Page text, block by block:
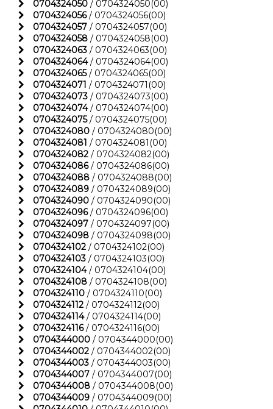
0704324050 / 0704324050(00)
0704324056/ 0704324056(00)
0704324057 / 0704324057(00)
0704324058 / 0704324058(00)
0704324063 / 0704324063(00)
0704324064/ 0704324064(00)
0704324065/ 0704324065(00)
0704324071 / 0704324071(00)
0704324073 / 0704324073(00)
0704324074/ 0704324074(00)
0704324075/ 0704324075(00)
0704324080 / 0704324080(00)
0704324081 / 0704324081(00)
0704324082 / 0704324082(00)
0704324086/ 0704324086(00)
0704324088 / 0704324088(00)
0704324089 / 0704324089(00)
0704324090 / 0704324090(00)
0704324096/ 0704324096(00)
0704324097 / 0704324097(00)
0704324098 / 0704324098(00)
0704324102 / 0704324102(00)
0704324103 / 0704324103(00)
0704324104/ 0704324104(00)
0704324108 / 0704324108(00)
0704324110 / 0704324110(00)
0704324112 / 0704324112(00)
0704324114/ 0704324114(00)
0704324116/ 0704324116(00)
0704344000 / 0704344000(00)
0704344002 / 0704344002(00)
0704344003 / 0704344003(00)
0704344007 / 0704344007(00)
0704344008 / 0704344008(00)
0704344009 / 0704344009(00)